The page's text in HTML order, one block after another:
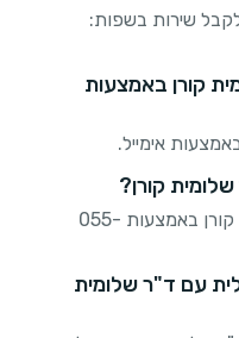
שירות בשפות:
קורן באמצעות
אימייל.
קורן?
ניתן לקבוע פגישה עם ד"ר שלומית קורן באמצעות 055-
עם ד"ר שלומית